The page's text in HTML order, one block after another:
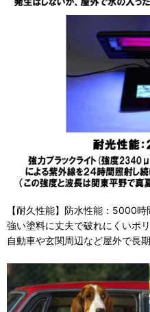
【耐久性能】防水性能：5000
強い塗料に丈夫で破れにくいポ
自動車や玄関周辺など屋外で長